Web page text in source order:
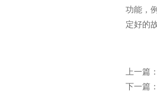
功能，
定好的
上一篇
下一篇